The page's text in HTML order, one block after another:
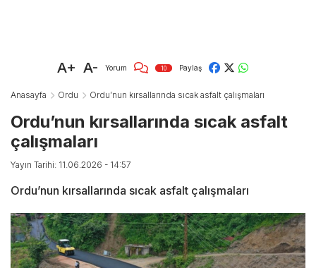
A+ A- Yorum 10 Paylaş
Anasayfa Ordu Ordu’nun kırsallarında sıcak asfalt çalışmaları
Ordu’nun kırsallarında sıcak asfalt
çalışmaları
Yayın Tarihi: 11.06.2026 - 14:57
Ordu’nun kırsallarında sıcak asfalt çalışmaları